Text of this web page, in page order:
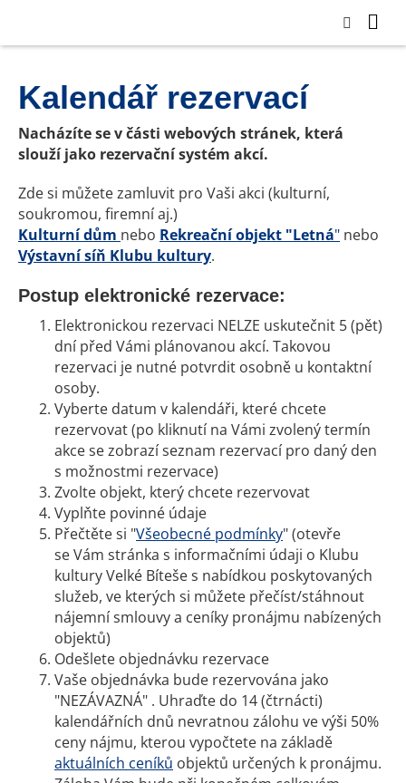
Kalendář rezervací
Nacházíte se v části webových stránek, která
slouží jako rezervační systém akcí.
Zde si můžete zamluvit pro Vaši akci (kulturní,
soukromou, firemní aj.)
Kulturní dům nebo Rekreační objekt "Letná" nebo
Výstavní síň Klubu kultury.
Postup elektronické rezervace:
Elektronickou rezervaci NELZE uskutečnit 5 (pět)
dní před Vámi plánovanou akcí. Takovou
rezervaci je nutné potvrdit osobně u kontaktní
osoby.
Vyberte datum v kalendáři, které chcete
rezervovat (po kliknutí na Vámi zvolený termín
akce se zobrazí seznam rezervací pro daný den
s možnostmi rezervace)
Zvolte objekt, který chcete rezervovat
Vyplňte povinné údaje
Přečtěte si "Všeobecné podmínky" (otevře
se Vám stránka s informačními údaji o Klubu
kultury Velké Bíteše s nabídkou poskytovaných
služeb, ve kterých si můžete přečíst/stáhnout
nájemní smlouvy a ceníky pronájmu nabízených
objektů)
Odešlete objednávku rezervace
Vaše objednávka bude rezervována jako
"NEZÁVAZNÁ" . Uhraďte do 14 (čtrnácti)
kalendářních dnů nevratnou zálohu ve výši 50%
ceny nájmu, kterou vypočtete na základě
aktuálních ceníků objektů určených k pronájmu.